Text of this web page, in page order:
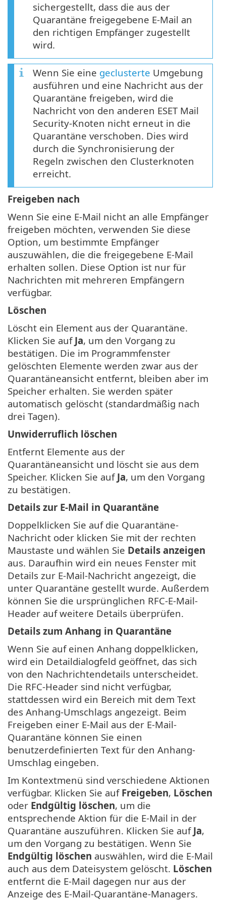
sichergestellt, dass die aus der
Quarantäne freigegebene E-Mail an
den richtigen Empfänger zugestellt
wird.
Wenn Sie eine geclusterte Umgebung
ausführen und eine Nachricht aus der
Quarantäne freigeben, wird die
Nachricht von den anderen ESET Mail
Security-Knoten nicht erneut in die
Quarantäne verschoben. Dies wird
durch die Synchronisierung der
Regeln zwischen den Clusterknoten
erreicht.
Freigeben nach
Wenn Sie eine E-Mail nicht an alle Empfänger
freigeben möchten, verwenden Sie diese
Option, um bestimmte Empfänger
auszuwählen, die die freigegebene E-Mail
erhalten sollen. Diese Option ist nur für
Nachrichten mit mehreren Empfängern
verfügbar.
Löschen
Löscht ein Element aus der Quarantäne.
Klicken Sie auf Ja, um den Vorgang zu
bestätigen. Die im Programmfenster
gelöschten Elemente werden zwar aus der
Quarantäneansicht entfernt, bleiben aber im
Speicher erhalten. Sie werden später
automatisch gelöscht (standardmäßig nach
drei Tagen).
Unwiderruflich löschen
Entfernt Elemente aus der
Quarantäneansicht und löscht sie aus dem
Speicher. Klicken Sie auf Ja, um den Vorgang
zu bestätigen.
Details zur E-Mail in Quarantäne
Doppelklicken Sie auf die Quarantäne-
Nachricht oder klicken Sie mit der rechten
Maustaste und wählen Sie Details anzeigen
aus. Daraufhin wird ein neues Fenster mit
Details zur E-Mail-Nachricht angezeigt, die
unter Quarantäne gestellt wurde. Außerdem
können Sie die ursprünglichen RFC-E-Mail-
Header auf weitere Details überprüfen.
Details zum Anhang in Quarantäne
Wenn Sie auf einen Anhang doppelklicken,
wird ein Detaildialogfeld geöffnet, das sich
von den Nachrichtendetails unterscheidet.
Die RFC-Header sind nicht verfügbar,
stattdessen wird ein Bereich mit dem Text
des Anhang-Umschlags angezeigt. Beim
Freigeben einer E-Mail aus der E-Mail-
Quarantäne können Sie einen
benutzerdefinierten Text für den Anhang-
Umschlag eingeben.
Im Kontextmenü sind verschiedene Aktionen
verfügbar. Klicken Sie auf Freigeben, Löschen
oder Endgültig löschen, um die
entsprechende Aktion für die E-Mail in der
Quarantäne auszuführen. Klicken Sie auf Ja,
um den Vorgang zu bestätigen. Wenn Sie
Endgültig löschen auswählen, wird die E-Mail
auch aus dem Dateisystem gelöscht. Löschen
entfernt die E-Mail dagegen nur aus der
Anzeige des E-Mail-Quarantäne-Managers.